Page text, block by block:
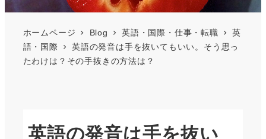
ホームページ Blog 英語・国際・仕事・転職
英
語・国際
英語の発音は手を抜いてもいい。そう思っ
たわけは？その手抜きの方法は？
英語の発音は手を抜い